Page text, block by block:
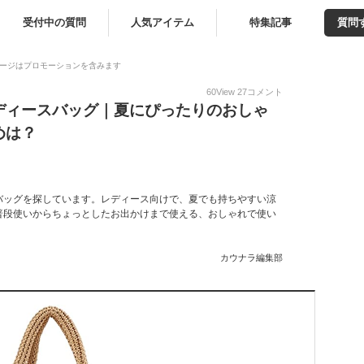
受付中の質問 人気アイテム 特集記事 質問
ジはプロモーションを含みます
60View 27コメント
ースバッグ｜夏にぴったりのおしゃ
？
グを探しています。レディース向けで、夏でも持ちやすい涼
使いからちょっとしたお出かけまで使える、おしゃれで使い
カウナラ編集部